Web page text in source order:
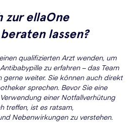
zur ellaOne
lassen?
qualifizierten Arzt wenden, um
zu erfahren – das Team
gerne weiter. Sie können auch direkt
sprechen. Bevor Sie eine
einer Notfallverhütung
treffen, ist es ratsam,
Nebenwirkungen zu verstehen.